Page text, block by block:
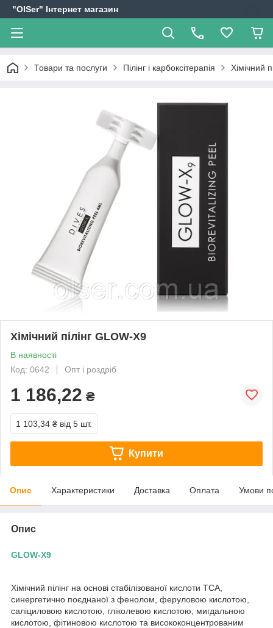
"OlSer" Інтернет магазин
Товари та послуги Пілінг і карбоксітерапія Хімічний
Хімічний пілінг GLOW-X9
В наявності
Код: 0642
Опт і роздріб
1 186,22 ₴
1 103,34 ₴ від 5 шт.
Купити
Опис Характеристики Доставка Оплата Умови
Опис
GLOW-X9
Хімічний пілінг на основі стабілізованої кислоти TCA,
синергетично поєднаної з фенолом, феруловою кислотою,
саліциловою кислотою, гліколевою кислотою, мигдальною
кислотою, фітиновою кислотою та висококонцентрованим